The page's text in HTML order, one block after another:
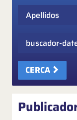
CERCA